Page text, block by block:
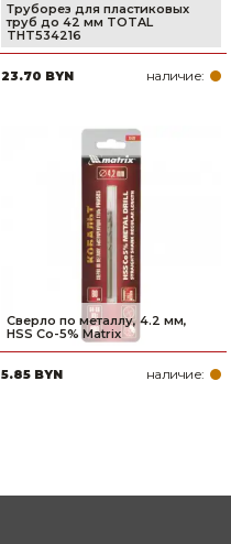
Труборез для пластиковых
труб до 42 мм TOTAL
THT534216
23.70 BYN наличие:
Сверло по металлу, 4.2 мм,
HSS Co-5% Matrix
5.85 BYN наличие: